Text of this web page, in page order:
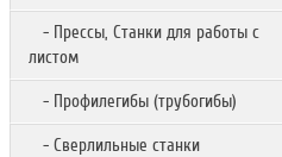
- Прессы, Станки для работы с
листом
- Профилегибы (трубогибы)
- Сверлильные станки